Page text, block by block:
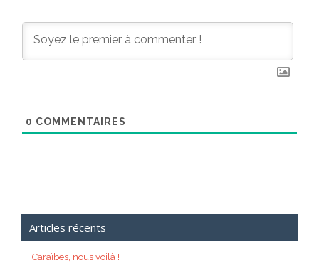
0 COMMENTAIRES
Articles récents
Caraïbes, nous voilà !